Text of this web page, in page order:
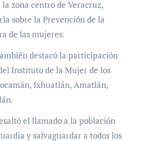
zona centro de Veracruz,
sobre la Prevención de la
de las mujeres.
destacó la participación
Instituto de la Mujer de los
Ixhuatlán, Amatlán,
el llamado a la población
y salvaguardar a todos los